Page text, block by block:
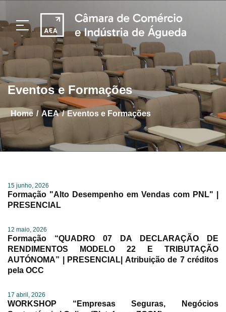
Eventos e Formações
home / AEA / Eventos e Formações
15 junho, 2026
Formação "Alto Desempenho em Vendas com PNL" |
PRESENCIAL
12 maio, 2026
Formação “QUADRO 07 DA DECLARAÇÃO DE
RENDIMENTOS MODELO 22 E TRIBUTAÇÃO
AUTÓNOMA” | PRESENCIAL| Atribuição de 7 créditos
pela OCC
17 abril, 2026
WORKSHOP “Empresas Seguras, Negócios